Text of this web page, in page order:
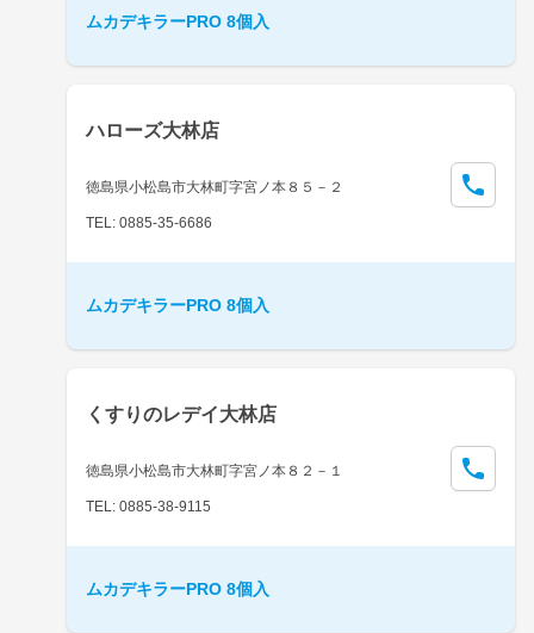
ムカデキラーPRO 8個入
ハローズ大林店
徳島県小松島市大林町字宮ノ本８５－２
TEL: 0885-35-6686
ムカデキラーPRO 8個入
くすりのレデイ大林店
徳島県小松島市大林町字宮ノ本８２－１
TEL: 0885-38-9115
ムカデキラーPRO 8個入